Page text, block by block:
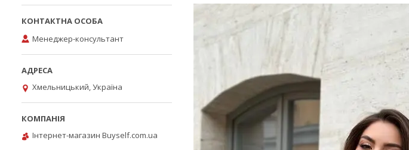
Менеджер-консультант
Хмельницький, Україна
Інтернет-магазин Buyself.com.ua